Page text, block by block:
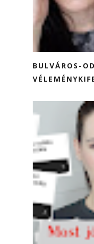
BULVÁROS-